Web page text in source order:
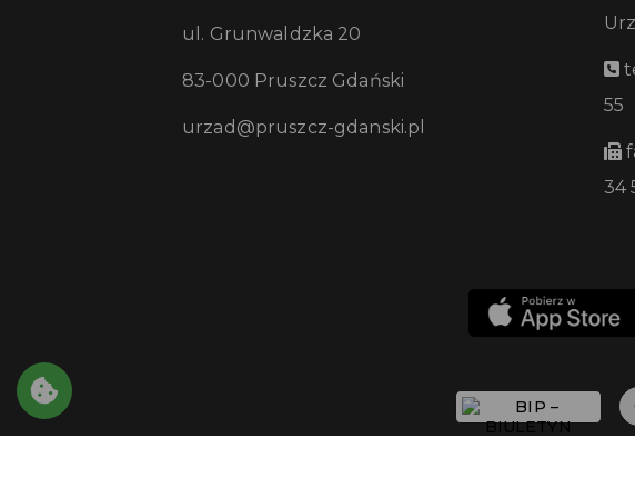
ul. Grunwaldzka 20
83-000 Pruszcz Gdański
urzad@pruszcz-gdanski.pl
55
34